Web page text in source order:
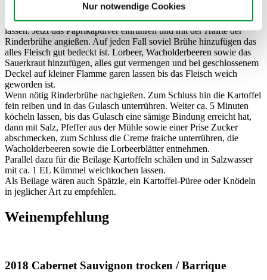
Nur notwendige Cookies
Fleischwürfel anbraten lassen. Dann das Tomatenmark hinzufügen
und dieses ebenso dunkel (aber nicht verbrennen lassen) anbraten
lassen. Jetzt das Paprikapulver einrühren und mit der Hälfte der
Rinderbrühe angießen. Auf jeden Fall soviel Brühe hinzufügen das
alles Fleisch gut bedeckt ist. Lorbeer, Wacholderbeeren sowie das
Sauerkraut hinzufügen, alles gut vermengen und bei geschlossenem
Deckel auf kleiner Flamme garen lassen bis das Fleisch weich
geworden ist.
Wenn nötig Rinderbrühe nachgießen. Zum Schluss hin die Kartoffel
fein reiben und in das Gulasch unterrühren. Weiter ca. 5 Minuten
köcheln lassen, bis das Gulasch eine sämige Bindung erreicht hat,
dann mit Salz, Pfeffer aus der Mühle sowie einer Prise Zucker
abschmecken, zum Schluss die Creme fraiche unterrühren, die
Wacholderbeeren sowie die Lorbeerblätter entnehmen.
Parallel dazu für die Beilage Kartoffeln schälen und in Salzwasser
mit ca. 1 EL Kümmel weichkochen lassen.
Als Beilage wären auch Spätzle, ein Kartoffel-Püree oder Knödeln
in jeglicher Art zu empfehlen.
Weinempfehlung
2018 Cabernet Sauvignon trocken / Barrique